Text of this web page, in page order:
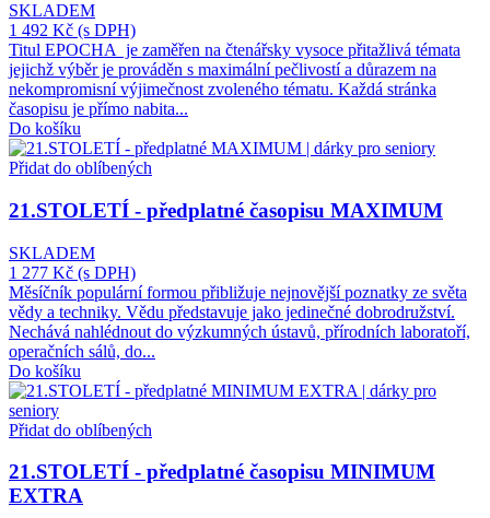
SKLADEM
1 492 Kč (s DPH)
Titul EPOCHA je zaměřen na čtenářsky vysoce přitažlivá témata
jejichž výběr je prováděn s maximální pečlivostí a důrazem na
nekompromisní výjimečnost zvoleného tématu. Každá stránka
časopisu je přímo nabita...
Do košíku
Přidat do oblíbených
21.STOLETÍ - předplatné časopisu MAXIMUM
SKLADEM
1 277 Kč (s DPH)
Měsíčník populární formou přibližuje nejnovější poznatky ze světa
vědy a techniky. Vědu představuje jako jedinečné dobrodružství.
Nechává nahlédnout do výzkumných ústavů, přírodních laboratoří,
operačních sálů, do...
Do košíku
Přidat do oblíbených
21.STOLETÍ - předplatné časopisu MINIMUM
EXTRA